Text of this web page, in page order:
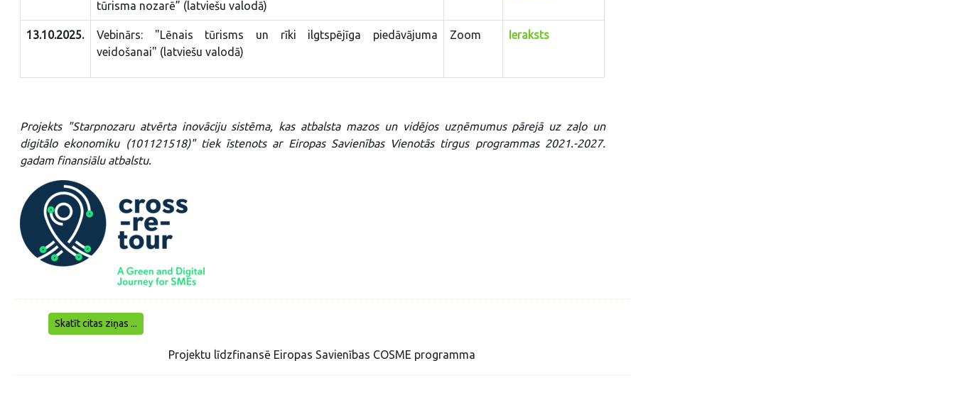
tūrisma nozarē” (latviešu valodā)
13.10.2025.
Vebinārs: "Lēnais tūrisms un rīki ilgtspējīga piedāvājuma
veidošanai" (latviešu valodā)
Zoom Ieraksts
Projekts "Starpnozaru atvērta inovāciju sistēma, kas atbalsta mazos un vidējos uzņēmumus pārejā uz zaļo un
digitālo ekonomiku (101121518)" tiek īstenots ar Eiropas Savienības Vienotās tirgus programmas 2021.-2027.
gadam finansiālu atbalstu.
Skatīt citas ziņas ...
Projektu līdzfinansē Eiropas Savienības COSME programma